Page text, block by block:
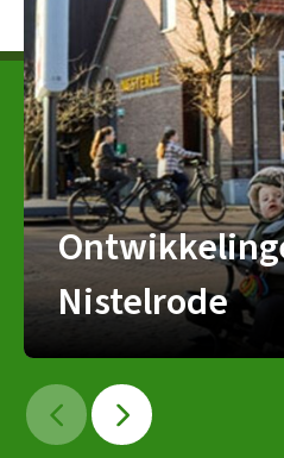
Nistelrode